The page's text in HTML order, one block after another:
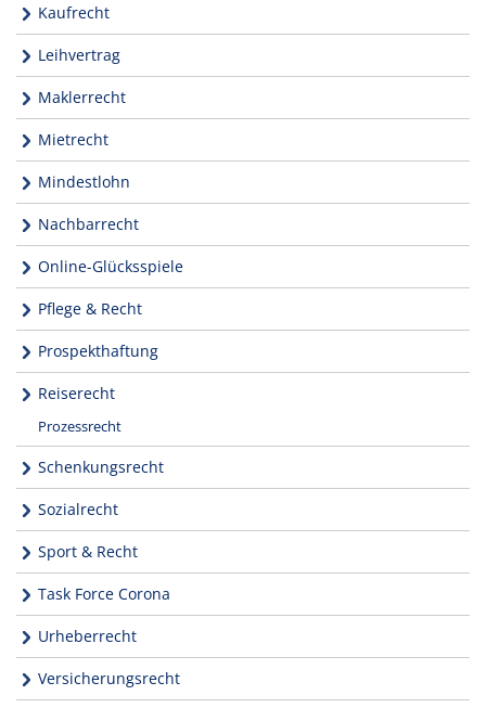
Kaufrecht
Leihvertrag
Maklerrecht
Mietrecht
Mindestlohn
Nachbarrecht
Online-Glücksspiele
Pflege & Recht
Prospekthaftung
Reiserecht
Prozessrecht
Schenkungsrecht
Sozialrecht
Sport & Recht
Task Force Corona
Urheberrecht
Versicherungsrecht